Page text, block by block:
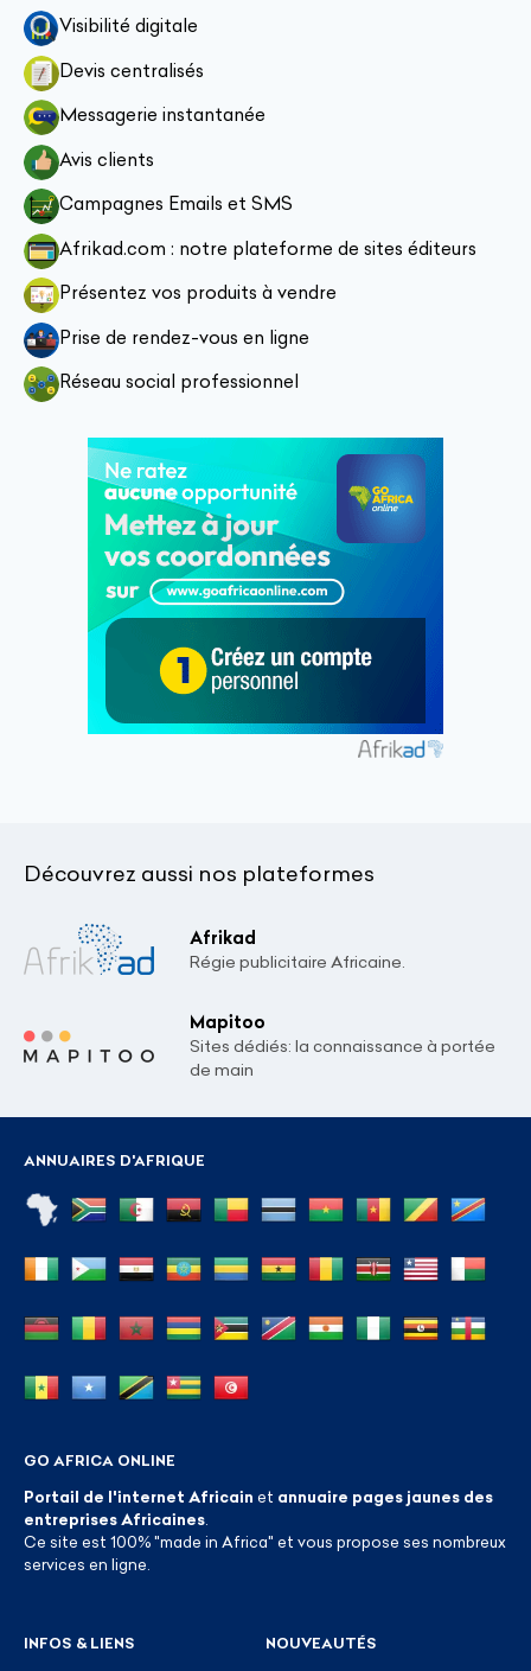
Visibilité digitale
Devis centralisés
Messagerie instantanée
Avis clients
Campagnes Emails et SMS
Afrikad.com : notre plateforme de sites éditeurs
Présentez vos produits à vendre
Prise de rendez-vous en ligne
Réseau social professionnel
Découvrez aussi nos plateformes
Afrikad
Régie publicitaire Africaine.
Mapitoo
Sites dédiés: la connaissance à portée
de main
ANNUAIRES D'AFRIQUE
GO AFRICA ONLINE
Portail de l'internet Africain et annuaire pages jaunes des
entreprises Africaines
Ce site est 100% "made in Africa" et vous propose ses nombreux
services en ligne.
INFOS & LIENS NOUVEAUTÉS